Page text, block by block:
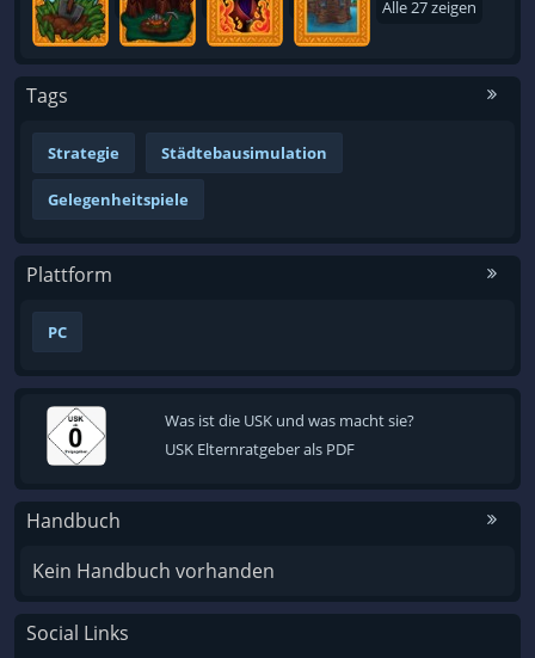
Alle 27 zeigen
Tags
Strategie Städtebausimulation
Gelegenheitspiele
Plattform
PC
Was ist die USK und was macht sie?
USK Elternratgeber als PDF
Handbuch
Kein Handbuch vorhanden
Social Links